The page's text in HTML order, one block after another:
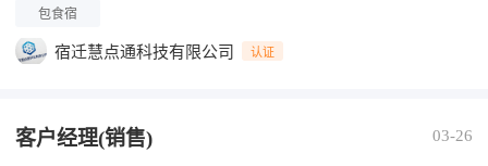
包食宿
宿迁慧点通科技有限公司 认证
客户经理(销售) 03-26